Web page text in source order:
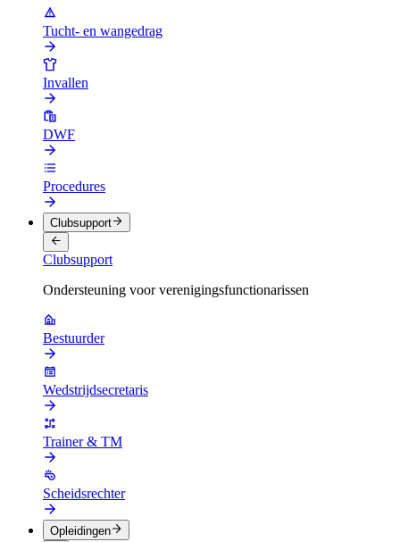
Tucht- en wangedrag
Invallen
DWF
Procedures
Clubsupport
Clubsupport
Ondersteuning voor verenigingsfunctionarissen
Bestuurder
Wedstrijdsecretaris
Trainer & TM
Scheidsrechter
Opleidingen